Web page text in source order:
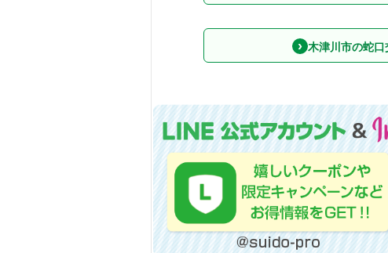
木津川市の蛇